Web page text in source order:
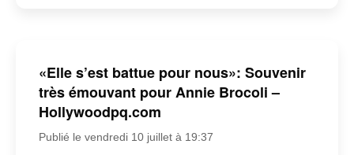
«Elle s’est battue pour nous»: Souvenir
très émouvant pour Annie Brocoli –
Hollywoodpq.com
Publié le vendredi 10 juillet à 19:37